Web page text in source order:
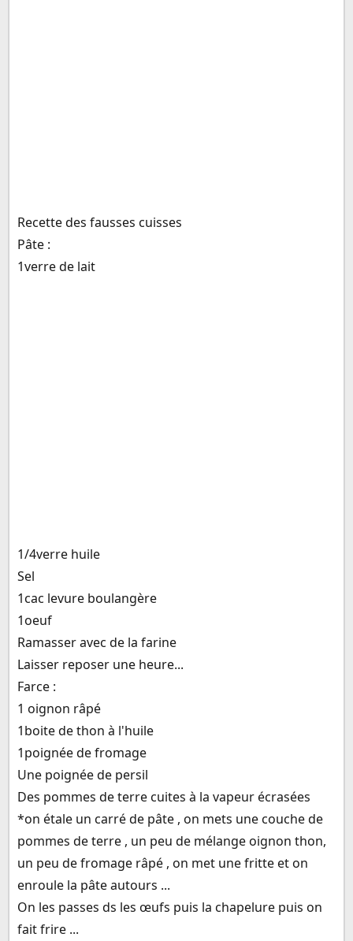
Recette des fausses cuisses
Pâte :
1verre de lait
1/4verre huile
Sel
1cac levure boulangère
1oeuf
Ramasser avec de la farine
Laisser reposer une heure...
Farce :
1 oignon râpé
1boite de thon à l'huile
1poignée de fromage
Une poignée de persil
Des pommes de terre cuites à la vapeur écrasées
*on étale un carré de pâte , on mets une couche de
pommes de terre , un peu de mélange oignon thon,
un peu de fromage râpé , on met une fritte et on
enroule la pâte autours ...
On les passes ds les œufs puis la chapelure puis on
fait frire ...